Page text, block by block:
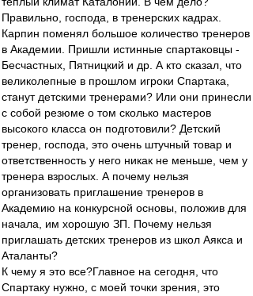
Правильно, господа, в тренерских кадрах.
Карпин поменял большое количество тренеров
в Академии. Пришли истинные спартаковцы -
Бесчастных, Пятницкий и др. А кто сказал, что
великолепные в прошлом игроки Спартака,
станут детскими тренерами? Или они принесли
с собой резюме о том сколько мастеров
высокого класса он подготовили? Детский
тренер, господа, это очень штучный товар и
ответственность у него никак не меньше, чем у
тренера взрослых. А почему нельзя
организовать приглашение тренеров в
Академию на конкурсной основы, положив для
начала, им хорошую ЗП. Почему нельзя
приглашать детских тренеров из школ Аякса и
Аталанты?
К чему я это все?Главное на сегодня, что
Спартаку нужно, с моей точки зрения, это